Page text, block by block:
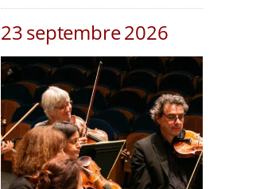
23 septembre 2026